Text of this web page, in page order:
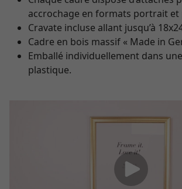
accrochage en formats portrait et
Cravate incluse allant jusqu’à
Cadre en bois massif « Made in
Emballé individuellement dans
plastique.